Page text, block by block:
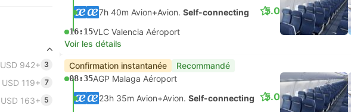
USD 942+ 3
USD 119+ 7
USD 163+ 5
7h 40m Avion+Avion. Self-connecting
16:15VLC Valencia Aéroport
5.0
Voir les détails
Confirmation instantanée Recommandé
08:35AGP Malaga Aéroport
23h 35m Avion+Avion. Self-connecting 5.0